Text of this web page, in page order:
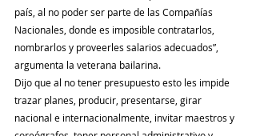
país, al no poder ser parte de las Compañías
Nacionales, donde es imposible contratarlos,
nombrarlos y proveerles salarios adecuados”,
argumenta la veterana bailarina.
Dijo que al no tener presupuesto esto les impide
trazar planes, producir, presentarse, girar
nacional e internacionalmente, invitar maestros y